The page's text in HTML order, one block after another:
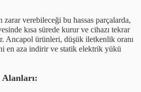
verebileceği bu hassas parçalarda,
kısa sürede kurur ve cihazı tekrar
Ancapol ürünleri, düşük iletkenlik oranı
en aza indirir ve statik elektrik yükü
Alanları: